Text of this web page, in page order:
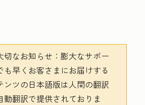
切なお知らせ ：膨大なサポー
も早くお客さまにお届けする
ンツの日本語版は人間の翻訳
動翻訳で提供されておりま